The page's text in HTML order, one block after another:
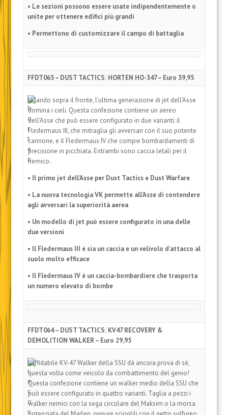
• Le sezioni possono essere usate indipendentemente o
unite per ottenere edifici più grandi
• Permettono di customizzare il campo di battaglia
FFDT063 – DUST TACTICS: HORTEN HO-347 – Euro 39,95
Urlando sopra il fronte, l’ultima generazione di jet dell’Asse
domina i cieli. Questa confezione contiene un aereo
dell’Asse che può essere configurato in due varianti: il
Fledermaus III, che mitraglia gli avversari con il suo potente
cannone, e il Fledermaus IV che compie bombardamenti di
precisione in picchiata. Entrambi sono caccia letali per il
nemico.
• Il primo jet dell’Asse per Dust Tactics e Dust Warfare
• La nuova tecnologia VK permette all’Asse di contendere
agli avversari la superiorità aerea
• Un modello di jet può essere configurato in una delle
due versioni
• Il Fledermaus III è sia un caccia e un velivolo d’attacco al
suolo molto efficace
• Il Fledermaus IV è un caccia-bombardiere che trasporta
un numero elevato di bombe
FFDT064 – DUST TACTICS: KV47 RECOVERY &
DEMOLITION WALKER – Euro 29,95
L’affidabile KV-47 Walker della SSU dà ancora prova di sé,
questa volta come veicolo da combattimento del genio!
Questa confezione contiene un walker medio della SSU che
può essere configurato in quattro varianti. Taglia a pezzi i
walker nemici con la sega circolare del Maksim o la morsa